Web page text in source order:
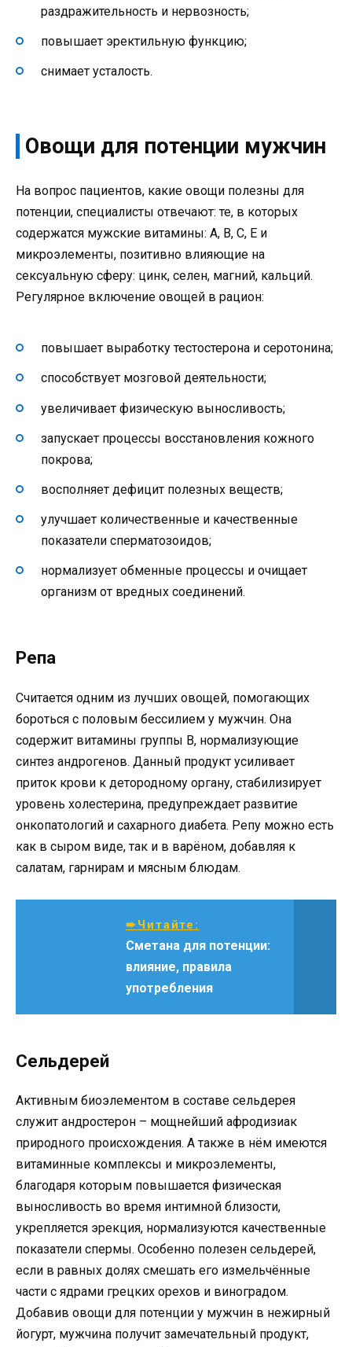
раздражительность и нервозность;
повышает эректильную функцию;
снимает усталость.
Овощи для потенции мужчин
На вопрос пациентов, какие овощи полезны для
потенции, специалисты отвечают: те, в которых
содержатся мужские витамины: A, B, C, E и
микроэлементы, позитивно влияющие на
сексуальную сферу: цинк, селен, магний, кальций.
Регулярное включение овощей в рацион:
повышает выработку тестостерона и серотонина;
способствует мозговой деятельности;
увеличивает физическую выносливость;
запускает процессы восстановления кожного
покрова;
восполняет дефицит полезных веществ;
улучшает количественные и качественные
показатели сперматозоидов;
нормализует обменные процессы и очищает
организм от вредных соединений.
Репа
Считается одним из лучших овощей, помогающих
бороться с половым бессилием у мужчин. Она
содержит витамины группы B, нормализующие
синтез андрогенов. Данный продукт усиливает
приток крови к детородному органу, стабилизирует
уровень холестерина, предупреждает развитие
онкопатологий и сахарного диабета. Репу можно есть
как в сыром виде, так и в варёном, добавляя к
салатам, гарнирам и мясным блюдам.
➨Читайте:
Сметана для потенции:
влияние, правила
употребления
Сельдерей
Активным биоэлементом в составе сельдерея
служит андростерон – мощнейший афродизиак
природного происхождения. А также в нём имеются
витаминные комплексы и микроэлементы,
благодаря которым повышается физическая
выносливость во время интимной близости,
укрепляется эрекция, нормализуются качественные
показатели спермы. Особенно полезен сельдерей,
если в равных долях смешать его измельчённые
части с ядрами грецких орехов и виноградом.
Добавив овощи для потенции у мужчин в нежирный
йогурт, мужчина получит замечательный продукт,